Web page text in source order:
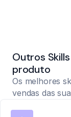
Outros
produto
Os melhores
vendas das